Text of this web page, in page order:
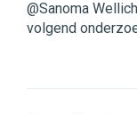
@Sanoma
volgend